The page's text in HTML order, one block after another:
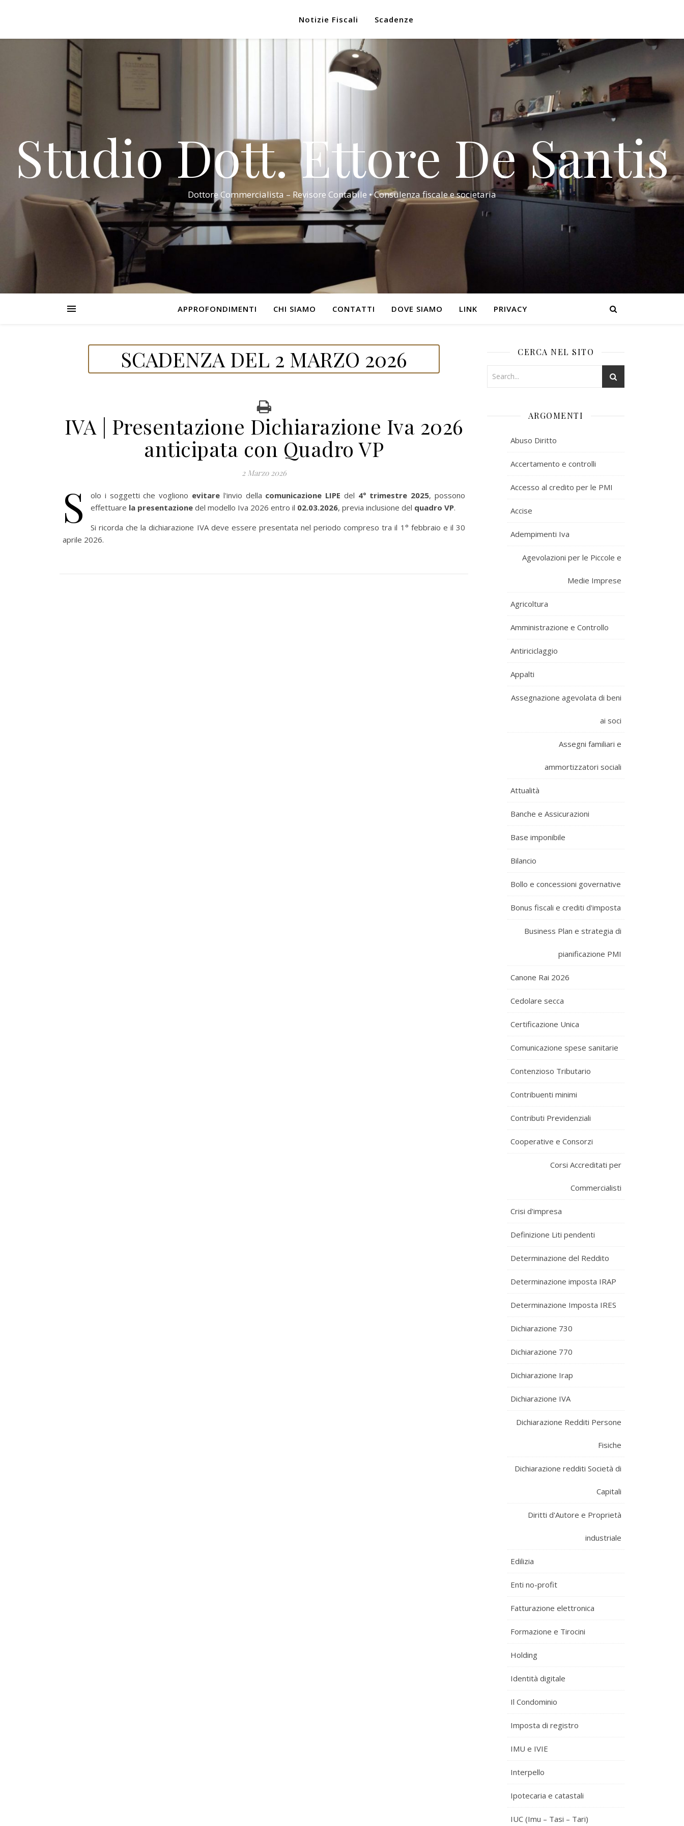
Notizie Fiscali Scadenze
Studio Dott. Ettore De Santis
Dottore Commercialista – Revisore Contabile • Consulenza fiscale e societaria
APPROFONDIMENTI CHI SIAMO CONTATTI DOVE SIAMO LINK PRIVACY
SCADENZA DEL 2 MARZO 2026
IVA | Presentazione Dichiarazione Iva 2026
anticipata con Quadro VP
2 Marzo 2026
S olo i soggetti che vogliono evitarel'invio della comunicazione LIPE del 4° trimestre 2025, possono
effettuare la presentazione del modello Iva 2026 entro il 02.03.2026, previa inclusione del quadro VP.
Si ricorda che la dichiarazione IVA deve essere presentata nel periodo compreso tra il 1° febbraio e il 30
aprile 2026.
CERCA NEL SITO
ARGOMENTI
Abuso Diritto
Accertamento e controlli
Accesso al credito per le PMI
Accise
Adempimenti Iva
Agevolazioni per le Piccole e
Medie Imprese
Agricoltura
Amministrazione e Controllo
Antiriciclaggio
Appalti
Assegnazione agevolata di beni
ai soci
Assegni familiari e
ammortizzatori sociali
Attualità
Banche e Assicurazioni
Base imponibile
Bilancio
Bollo e concessioni governative
Bonus fiscali e crediti d'imposta
Business Plan e strategia di
pianificazione PMI
Canone Rai 2026
Cedolare secca
Certificazione Unica
Comunicazione spese sanitarie
Contenzioso Tributario
Contribuenti minimi
Contributi Previdenziali
Cooperative e Consorzi
Corsi Accreditati per
Commercialisti
Crisi d'impresa
Definizione Liti pendenti
Determinazione del Reddito
Determinazione imposta IRAP
Determinazione Imposta IRES
Dichiarazione 730
Dichiarazione 770
Dichiarazione Irap
Dichiarazione IVA
Dichiarazione Redditi Persone
Fisiche
Dichiarazione redditi Società di
Capitali
Diritti d'Autore e Proprietà
industriale
Edilizia
Enti no-profit
Fatturazione elettronica
Formazione e Tirocini
Holding
Identità digitale
Il Condominio
Imposta di registro
IMU e IVIE
Interpello
Ipotecaria e catastali
IUC (Imu – Tasi – Tari)